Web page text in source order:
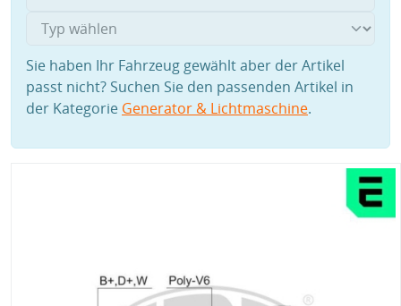
Sie haben Ihr Fahrzeug gewählt aber der Artikel
passt nicht? Suchen Sie den passenden Artikel in
der Kategorie Generator & Lichtmaschine.